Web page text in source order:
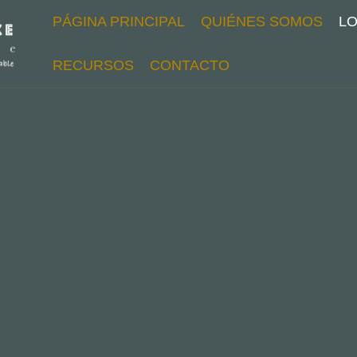
PÁGINA PRINCIPAL QUIÉNES SOMOS
RECURSOS CONTACTO